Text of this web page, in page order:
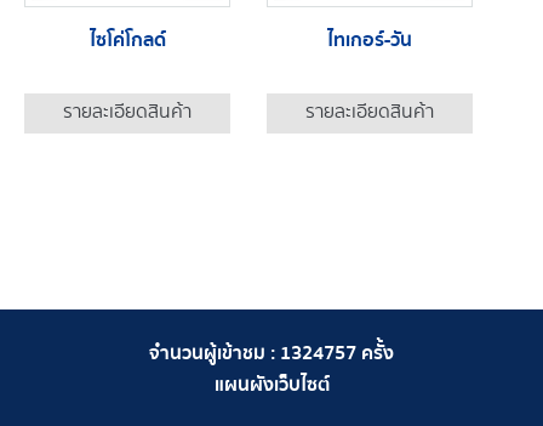
ไซโค่โกลด์
รายละเอียดสินค้า
ไทเกอร์-วัน
รายละเอียดสินค้า
จำนวนผู้เข้าชม : 1324757 ครั้ง
แผนผังเว็บไซต์